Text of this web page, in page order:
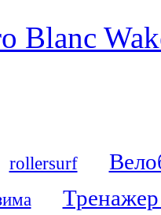
Blanc
rollersurf